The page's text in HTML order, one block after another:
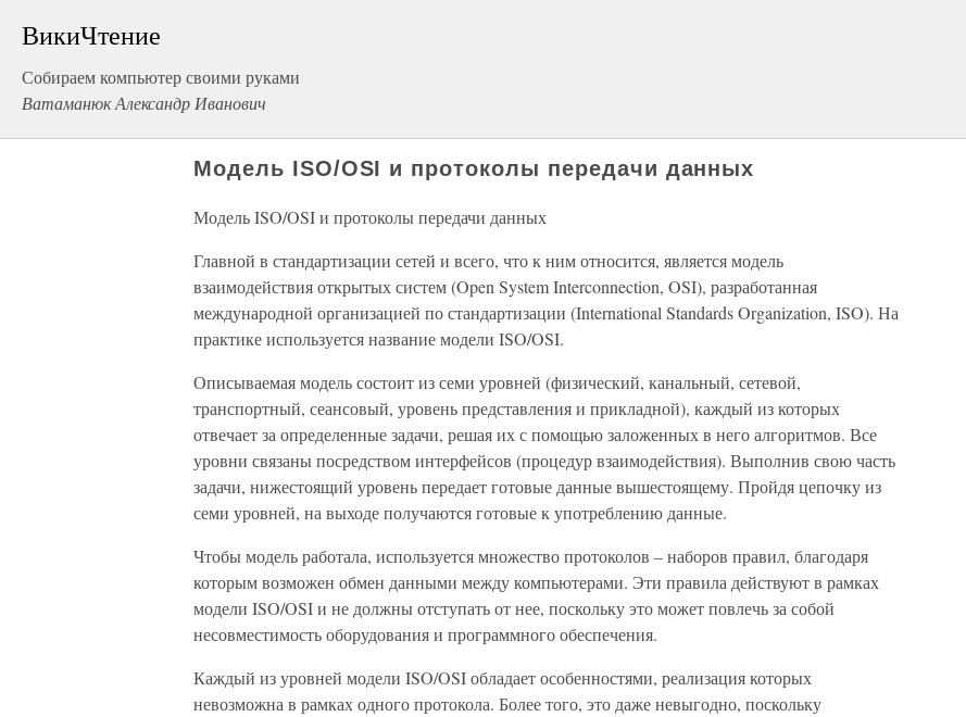
ВикиЧтение
Собираем компьютер своими руками
Ватаманюк Александр Иванович
Модель ISO/OSI и протоколы передачи данных
Модель ISO/OSI и протоколы передачи данных
Главной в стандартизации сетей и всего, что к ним относится, является модель
взаимодействия открытых систем (Open System Interconnection, OSI), разработанная
международной организацией по стандартизации (International Standards Organization, ISO). На
практике используется название модели ISO/OSI.
Описываемая модель состоит из семи уровней (физический, канальный, сетевой,
транспортный, сеансовый, уровень представления и прикладной), каждый из которых
отвечает за определенные задачи, решая их с помощью заложенных в него алгоритмов. Все
уровни связаны посредством интерфейсов (процедур взаимодействия). Выполнив свою часть
задачи, нижестоящий уровень передает готовые данные вышестоящему. Пройдя цепочку из
семи уровней, на выходе получаются готовые к употреблению данные.
Чтобы модель работала, используется множество протоколов – наборов правил, благодаря
которым возможен обмен данными между компьютерами. Эти правила действуют в рамках
модели ISO/OSI и не должны отступать от нее, поскольку это может повлечь за собой
несовместимость оборудования и программного обеспечения.
Каждый из уровней модели ISO/OSI обладает особенностями, реализация которых
невозможна в рамках одного протокола. Более того, это даже невыгодно, поскольку